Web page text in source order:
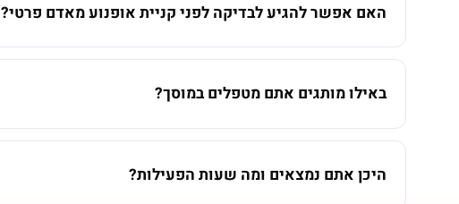
האם אפשר להגיע לבדיקה לפני קניית אופנוע מאדם פרטי?
באילו מותגים אתם מטפלים במוסך?
היכן אתם נמצאים ומה שעות הפעילות?